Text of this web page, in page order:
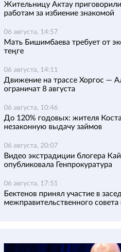
Жительницу Актау
работам за избиение знакомой
06 августа, 14:57
Мать Бишимбаева требует от
теңге
06 августа, 14:11
Движение на трассе Хоргос —
ограничат 8 августа
06 августа, 10:46
До 120% годовых: жителя
незаконную выдачу займов
06 августа, 20:07
Видео экстрадиции блогера
опубликовала Генпрокуратура
06 августа, 17:51
Бектенов принял участие в
межправительственного